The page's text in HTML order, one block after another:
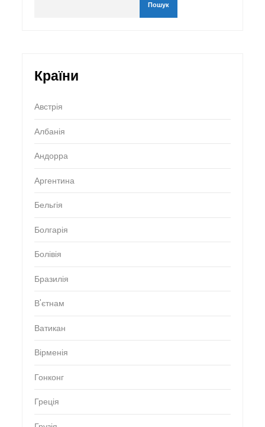
Пошук
Країни
Австрія
Албанія
Андорра
Аргентина
Бельгія
Болгарія
Болівія
Бразилія
В'єтнам
Ватикан
Вірменія
Гонконг
Греція